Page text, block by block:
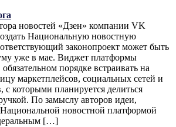
новостей «Дзен» компании VK
Национальную новостную
законопроект может быть
уже в мае. Виджет платформы
обязательном порядке встраивать на
маркетплейсов, социальных сетей и
с которыми планируется делиться
По замыслу авторов идеи,
Национальной новостной платформой
[…]